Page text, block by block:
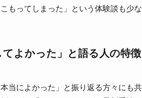
もってしまった」という体験談も少な
よかった」と語る人の特
当によかった」と振り返る方々にも